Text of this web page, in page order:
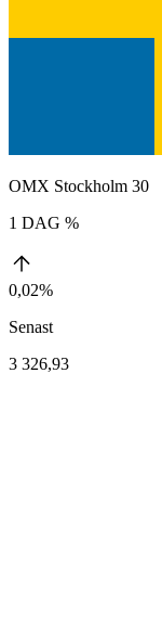
OMX Stockholm 30
1 DAG %
0,02%
Senast
3 326,93